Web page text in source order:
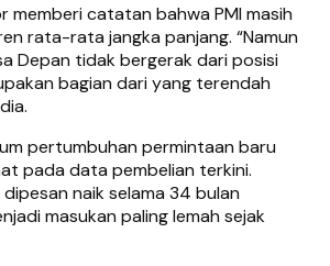
memberi catatan bahwa PMI masih
rata-rata jangka panjang. “Namun
Depan tidak bergerak dari posisi
bagian dari yang terendah
pertumbuhan permintaan baru
pada data pembelian terkini.
naik selama 34 bulan
masukan paling lemah sejak